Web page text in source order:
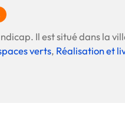
Il est situé dans la
verts, Réalisation et